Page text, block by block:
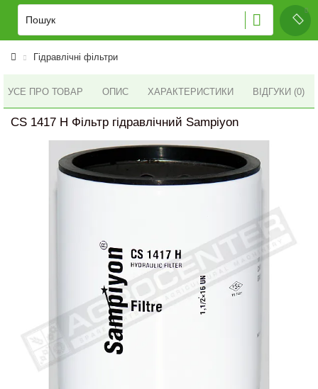
Гідравлічні фільтри
УСЕ ПРО ТОВАР ОПИС ХАРАКТЕРИСТИКИ ВІДГУКИ (0)
CS 1417 H Фільтр гідравлічний Sampiyon